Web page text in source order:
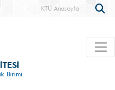
KTÜ Anasayfa
Birimi